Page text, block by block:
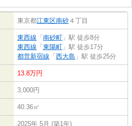
東京都江東区南砂 ４丁目
東西線 「 南砂町 」駅 徒歩8分
東西線 「 東陽町 」駅 徒歩17分
都営新宿線 「 西大島 」駅 徒歩25分
13.8万円
3,000円
40.36㎡
2025年 5月 (築1年)